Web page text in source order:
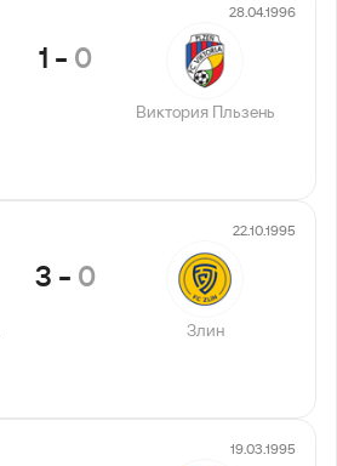
28.04.1996
1 - 0
Виктория Пльзень
22.10.1995
3 - 0
Злин
19.03.1995